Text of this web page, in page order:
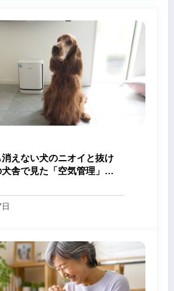
えない犬のニオイと抜け
舎で見た「空気管理」の